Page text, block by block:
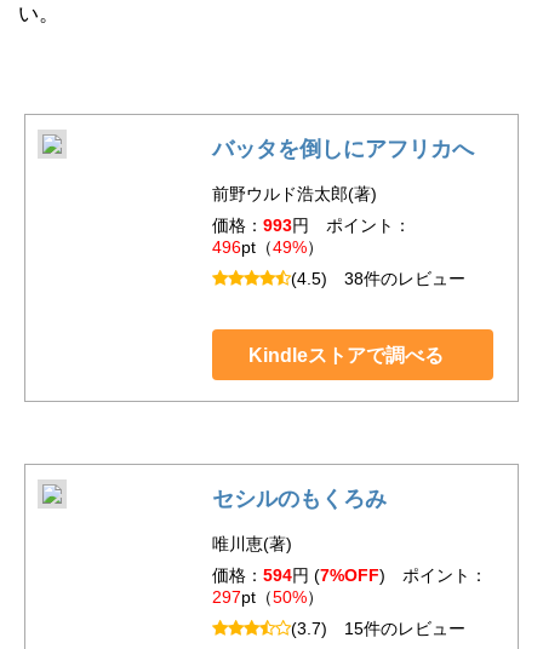
い。
バッタを倒しにアフリカへ
前野ウルド浩太郎(著)
価格： 993円 ポイント：
496pt（49%）
(4.5) 38件のレビュー
Kindleストアで調べる
セシルのもくろみ
唯川恵(著)
価格： 594円 (7%OFF) ポイント：
297pt（50%）
(3.7) 15件のレビュー